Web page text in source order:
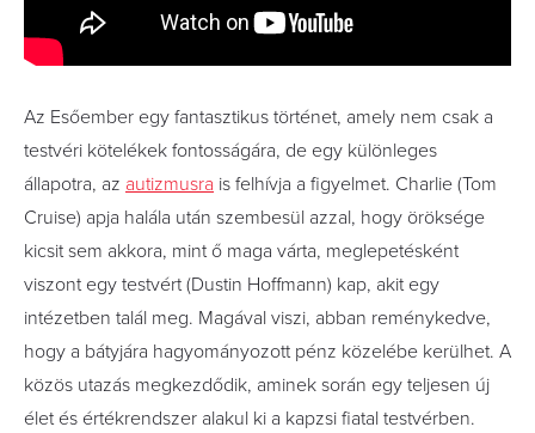
Az Esőember egy fantasztikus történet, amely nem csak a
testvéri kötelékek fontosságára, de egy különleges
állapotra, az autizmusra is felhívja a figyelmet. Charlie (Tom
Cruise) apja halála után szembesül azzal, hogy öröksége
kicsit sem akkora, mint ő maga várta, meglepetésként
viszont egy testvért (Dustin Hoffmann) kap, akit egy
intézetben talál meg. Magával viszi, abban reménykedve,
hogy a bátyjára hagyományozott pénz közelébe kerülhet. A
közös utazás megkezdődik, aminek során egy teljesen új
élet és értékrendszer alakul ki a kapzsi fiatal testvérben.